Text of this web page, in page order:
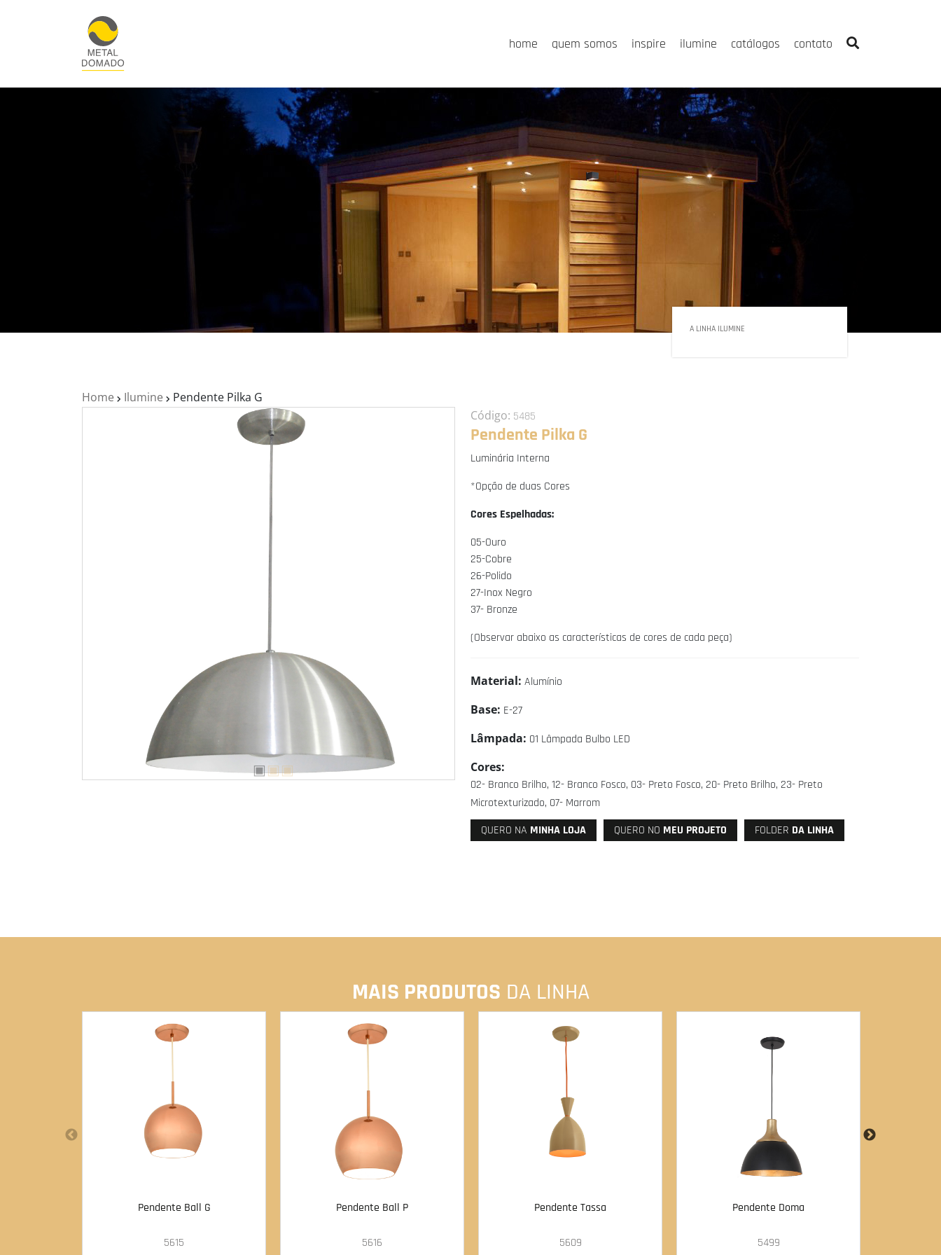
home quem somos inspire ilumine catálogos contato
A LINHA ILUMINE
Home Ilumine
Pendente Pilka G
Código: 5485
Pendente Pilka G
Luminária Interna
*Opção de duas Cores
Cores Espelhadas:
05-Ouro
25-Cobre
26-Polido
27-Inox Negro
37- Bronze
(Observar abaixo as características de cores de cada peça)
Material: Alumínio
Base: E-27
Lâmpada: 01 Lâmpada Bulbo LED
Cores:
02- Branco Brilho, 12- Branco Fosco, 03- Preto Fosco, 20- Preto Brilho, 23- Preto
Microtexturizado, 07- Marrom
QUERO NA MINHA LOJA QUERO NO MEU PROJETO FOLDER DA LINHA
MAIS PRODUTOS DA LINHA
Pendente Ball G
5615
Pendente Ball P
5616
Pendente Tassa
5609
Pendente Doma
5499